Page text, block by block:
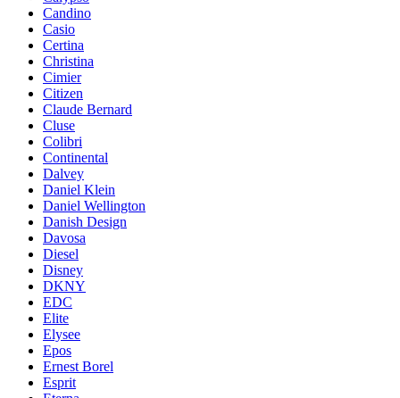
Candino
Casio
Certina
Christina
Cimier
Citizen
Claude Bernard
Cluse
Colibri
Continental
Dalvey
Daniel Klein
Daniel Wellington
Danish Design
Davosa
Diesel
Disney
DKNY
EDC
Elite
Elysee
Epos
Ernest Borel
Esprit